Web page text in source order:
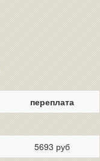
переплата
5693 руб